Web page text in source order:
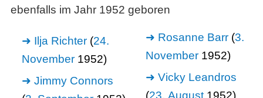
ebenfalls im Jahr 1952 geboren
Ilja Richter (24.
November 1952)
Jimmy Connors
Rosanne Barr (3.
November 1952)
Vicky Leandros
(23. August 1952)